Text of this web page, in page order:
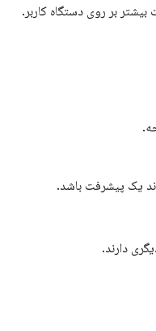
بر روی دستگاه کاربر.
پیشرفت باشد.
دارند.